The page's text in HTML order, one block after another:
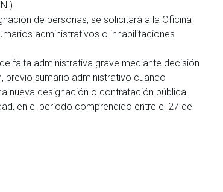
de personas, se solicitará a la Oficina
administrativos o inhabilitaciones
falta administrativa grave mediante decisión
previo sumario administrativo cuando
nueva designación o contratación pública.
en el período comprendido entre el 27 de